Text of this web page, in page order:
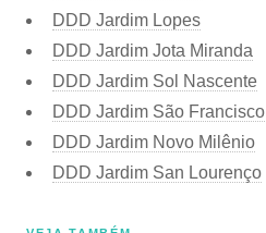
DDD Jardim Lopes
DDD Jardim Jota Miranda
DDD Jardim Sol Nascente
DDD Jardim São Francisco
DDD Jardim Novo Milênio
DDD Jardim San Lourenço